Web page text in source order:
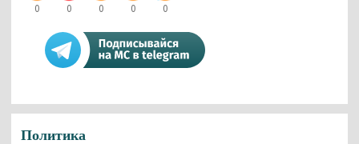
0 0 0 0 0
Политика